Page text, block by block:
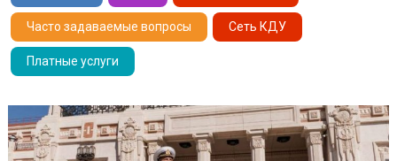
Часто задаваемые вопросы Сеть КДУ
Платные услуги